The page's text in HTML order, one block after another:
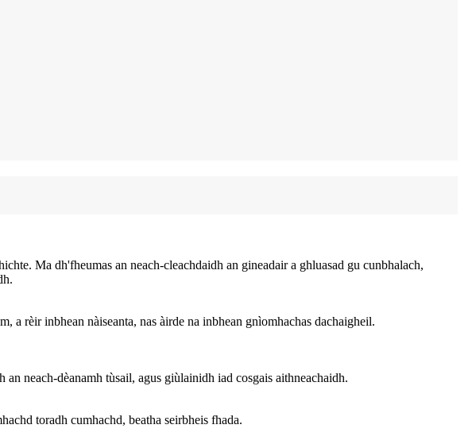
Ma dh'fheumas an neach-cleachdaidh an gineadair a ghluasad gu cunbhalach,
a rèir inbhean nàiseanta, nas àirde na inbhean gnìomhachas dachaigheil.
neach-dèanamh tùsail, agus giùlainidh iad cosgais aithneachaidh.
toradh cumhachd, beatha seirbheis fhada.